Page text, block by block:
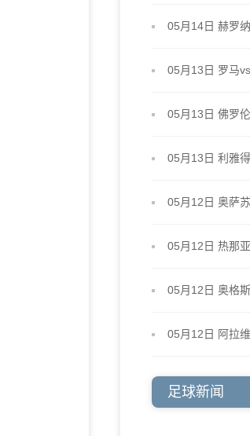
05月14日 赫罗
05月13日 罗马
05月13日 佛罗
05月13日 利雅
05月12日 奥萨
05月12日 热那
05月12日 奥格
05月12日 阿拉
足球新闻